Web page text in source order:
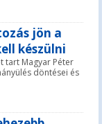
jön a
készülni
tart Magyar Péter
döntései és